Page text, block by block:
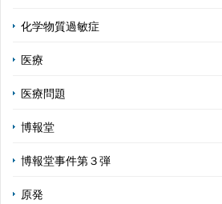
化学物質過敏症
医療
医療問題
博報堂
博報堂事件第３弾
原発